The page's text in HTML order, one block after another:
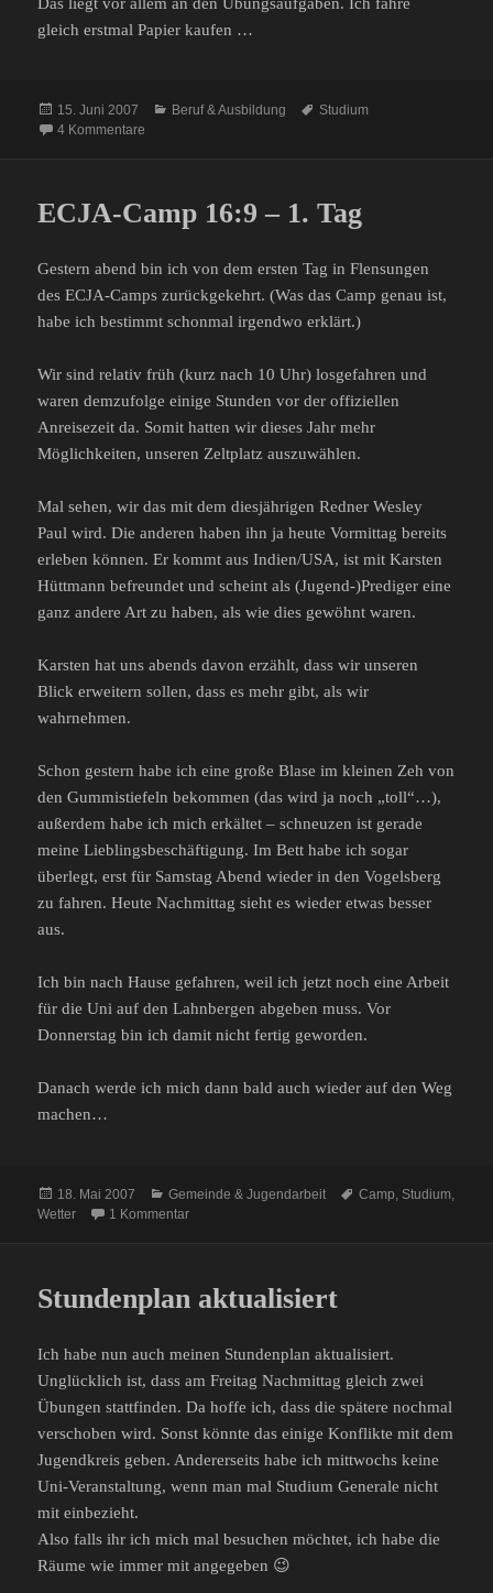
gleich erstmal Papier kaufen …
Veröffentlicht
am
15. Juni 2007 Kategorien
Beruf & Ausbildung Schlagwörter
Studium
4 Kommentare
ECJA-Camp 16:9 – 1. Tag
Gestern abend bin ich von dem ersten Tag in Flensungen
des ECJA-Camps zurückgekehrt. (Was das Camp genau ist,
habe ich bestimmt schonmal irgendwo erklärt.)
Wir sind relativ früh (kurz nach 10 Uhr) losgefahren und
waren demzufolge einige Stunden vor der offiziellen
Anreisezeit da. Somit hatten wir dieses Jahr mehr
Möglichkeiten, unseren Zeltplatz auszuwählen.
Mal sehen, wir das mit dem diesjährigen Redner Wesley
Paul wird. Die anderen haben ihn ja heute Vormittag bereits
erleben können. Er kommt aus Indien/USA, ist mit Karsten
Hüttmann befreundet und scheint als (Jugend-)Prediger eine
ganz andere Art zu haben, als wie dies gewöhnt waren.
Karsten hat uns abends davon erzählt, dass wir unseren
Blick erweitern sollen, dass es mehr gibt, als wir
wahrnehmen.
Schon gestern habe ich eine große Blase im kleinen Zeh von
den Gummistiefeln bekommen (das wird ja noch „toll“…),
außerdem habe ich mich erkältet – schneuzen ist gerade
meine Lieblingsbeschäftigung. Im Bett habe ich sogar
überlegt, erst für Samstag Abend wieder in den Vogelsberg
zu fahren. Heute Nachmittag sieht es wieder etwas besser
aus.
Ich bin nach Hause gefahren, weil ich jetzt noch eine Arbeit
für die Uni auf den Lahnbergen abgeben muss. Vor
Donnerstag bin ich damit nicht fertig geworden.
Danach werde ich mich dann bald auch wieder auf den Weg
machen…
Veröffentlicht
am
18. Mai 2007 Kategorien
Gemeinde & Jugendarbeit Schlagwörter
Camp, Studium,
Wetter
1 Kommentarzu ECJA-Camp 16:9 – 1. Tag
Stundenplan aktualisiert
Ich habe nun auch meinen Stundenplan aktualisiert.
Unglücklich ist, dass am Freitag Nachmittag gleich zwei
Übungen stattfinden. Da hoffe ich, dass die spätere nochmal
verschoben wird. Sonst könnte das einige Konflikte mit dem
Jugendkreis geben. Andererseits habe ich mittwochs keine
Uni-Veranstaltung, wenn man mal Studium Generale nicht
mit einbezieht.
Also falls ihr ich mich mal besuchen möchtet, ich habe die
Räume wie immer mit angegeben 😉